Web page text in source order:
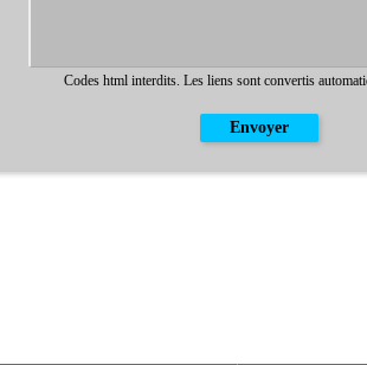
Codes html interdits. Les liens sont convertis